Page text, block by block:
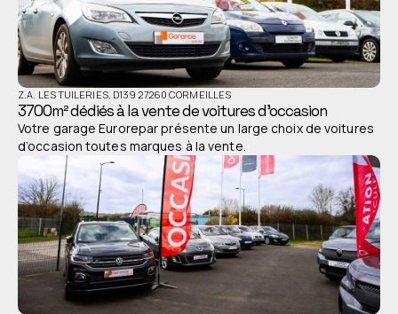
Z.A. LES TUILERIES, D139 27260 CORMEILLES
3700m² dédiés à la vente de voitures d’occasion
Votre garage Eurorepar présente un large choix de voitures
d’occasion toutes marques à la vente.